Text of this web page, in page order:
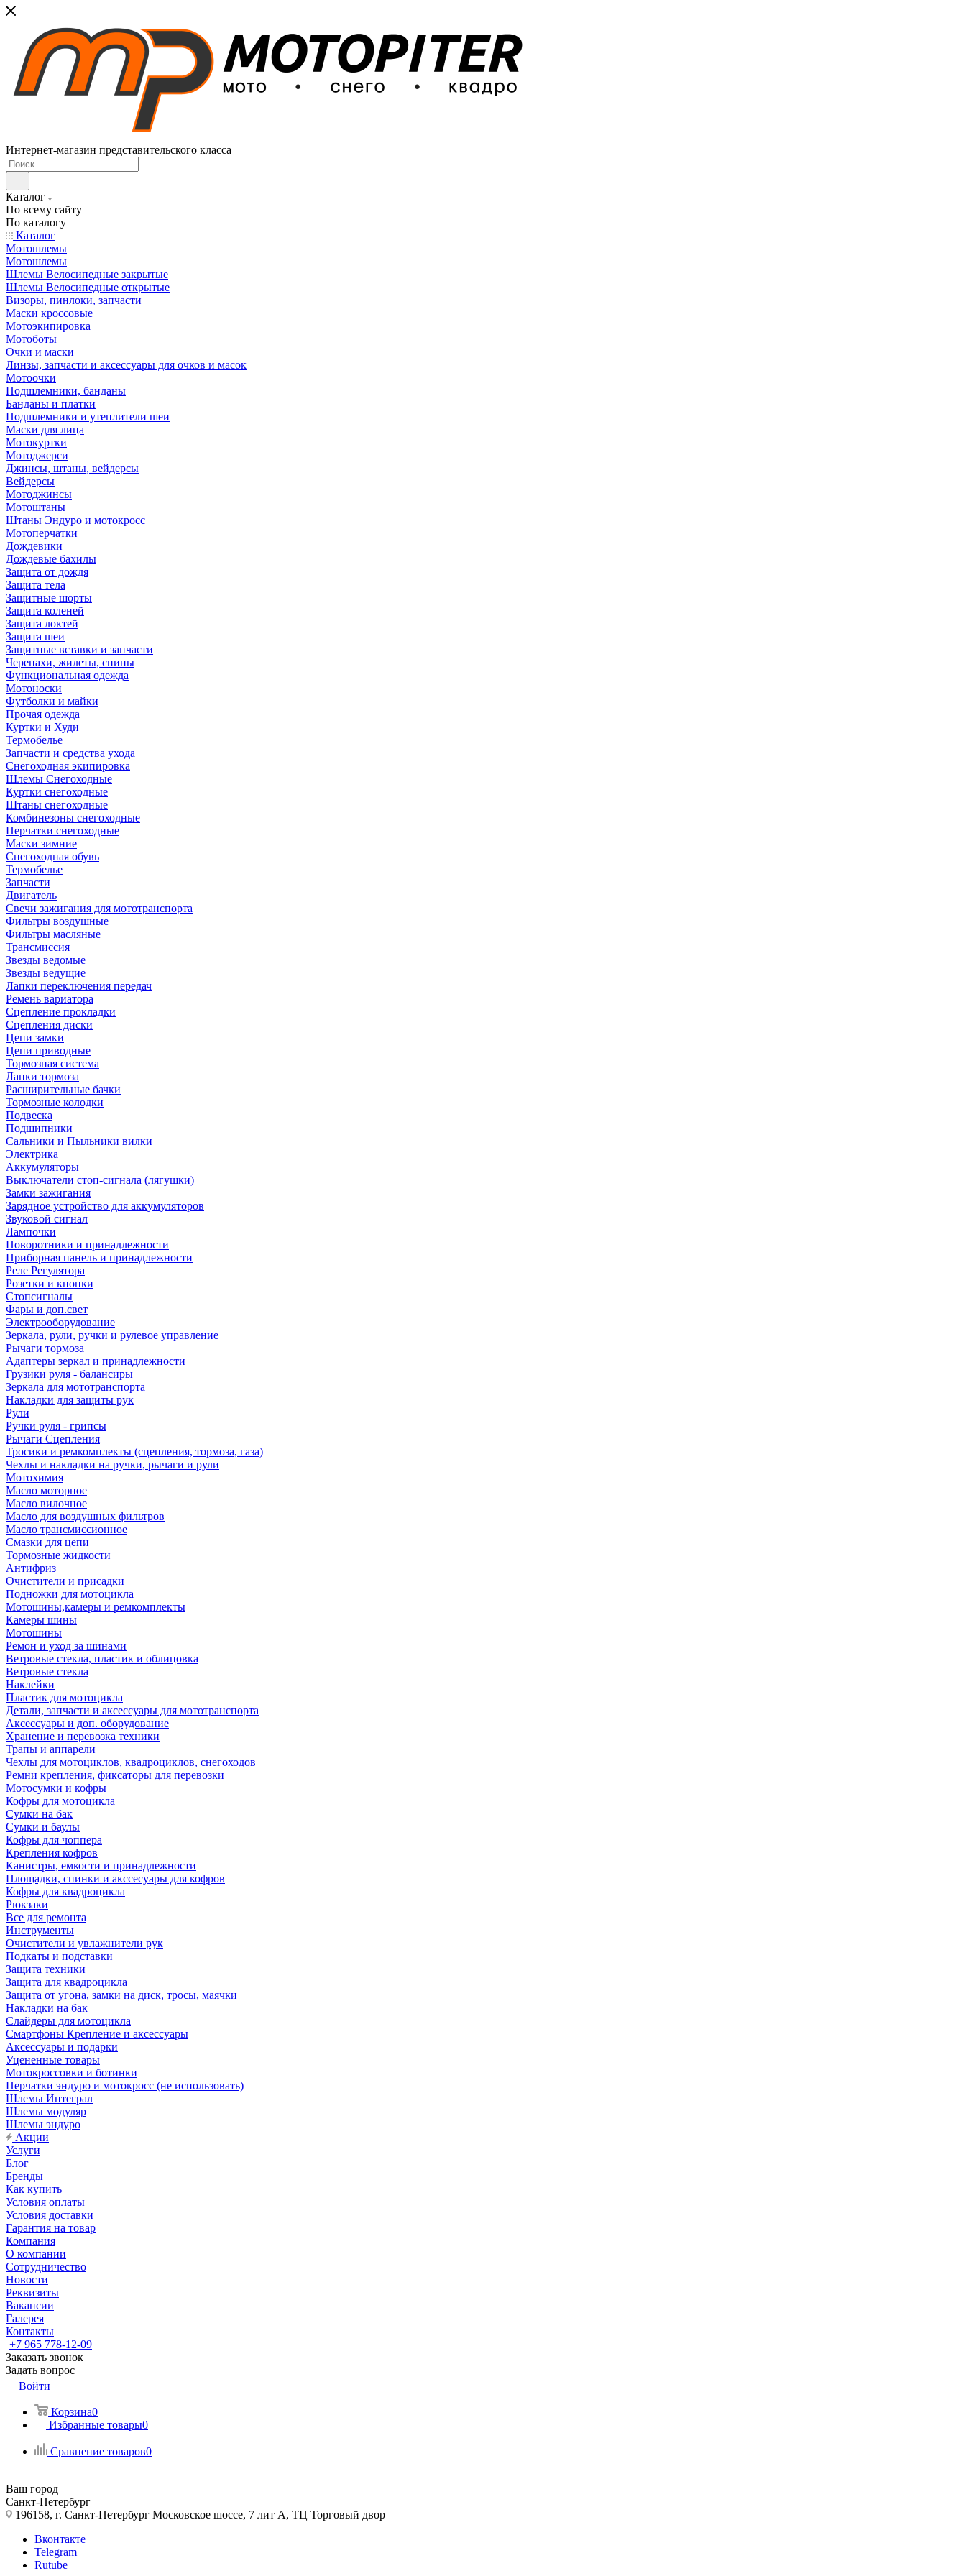
Интернет-магазин представительского класса
Каталог
По всему сайту
По каталогу
Каталог
Мотошлемы
Мотошлемы
Шлемы Велосипедные закрытые
Шлемы Велосипедные открытые
Визоры, пинлоки, запчасти
Маски кроссовые
Мотоэкипировка
Мотоботы
Очки и маски
Линзы, запчасти и аксессуары для очков и масок
Мотоочки
Подшлемники, банданы
Банданы и платки
Подшлемники и утеплители шеи
Маски для лица
Мотокуртки
Мотоджерси
Джинсы, штаны, вейдерсы
Вейдерсы
Мотоджинсы
Мотоштаны
Штаны Эндуро и мотокросс
Мотоперчатки
Дождевики
Дождевые бахилы
Защита от дождя
Защита тела
Защитные шорты
Защита коленей
Защита локтей
Защита шеи
Защитные вставки и запчасти
Черепахи, жилеты, спины
Функциональная одежда
Мотоноски
Футболки и майки
Прочая одежда
Куртки и Худи
Термобелье
Запчасти и средства ухода
Снегоходная экипировка
Шлемы Снегоходные
Куртки снегоходные
Штаны снегоходные
Комбинезоны снегоходные
Перчатки снегоходные
Маски зимние
Снегоходная обувь
Термобелье
Запчасти
Двигатель
Свечи зажигания для мототранспорта
Фильтры воздушные
Фильтры масляные
Трансмиссия
Звезды ведомые
Звезды ведущие
Лапки переключения передач
Ремень вариатора
Сцепление прокладки
Сцепления диски
Цепи замки
Цепи приводные
Тормозная система
Лапки тормоза
Расширительные бачки
Тормозные колодки
Подвеска
Подшипники
Сальники и Пыльники вилки
Электрика
Аккумуляторы
Выключатели стоп-сигнала (лягушки)
Замки зажигания
Зарядное устройство для аккумуляторов
Звуковой сигнал
Лампочки
Поворотники и принадлежности
Приборная панель и принадлежности
Реле Регулятора
Розетки и кнопки
Стопсигналы
Фары и доп.свет
Электрооборудование
Зеркала, рули, ручки и рулевое управление
Рычаги тормоза
Адаптеры зеркал и принадлежности
Грузики руля - балансиры
Зеркала для мототранспорта
Накладки для защиты рук
Рули
Ручки руля - грипсы
Рычаги Сцепления
Тросики и ремкомплекты (сцепления, тормоза, газа)
Чехлы и накладки на ручки, рычаги и рули
Мотохимия
Масло моторное
Масло вилочное
Масло для воздушных фильтров
Масло трансмиссионное
Смазки для цепи
Тормозные жидкости
Антифриз
Очистители и присадки
Подножки для мотоцикла
Мотошины,камеры и ремкомплекты
Камеры шины
Мотошины
Ремон и уход за шинами
Ветровые стекла, пластик и облицовка
Ветровые стекла
Наклейки
Пластик для мотоцикла
Детали, запчасти и аксессуары для мототранспорта
Аксессуары и доп. оборудование
Хранение и перевозка техники
Трапы и аппарели
Чехлы для мотоциклов, квадроциклов, снегоходов
Ремни крепления, фиксаторы для перевозки
Мотосумки и кофры
Кофры для мотоцикла
Сумки на бак
Сумки и баулы
Кофры для чоппера
Крепления кофров
Канистры, емкости и принадлежности
Площадки, спинки и акссесуары для кофров
Кофры для квадроцикла
Рюкзаки
Все для ремонта
Инструменты
Очистители и увлажнители рук
Подкаты и подставки
Защита техники
Защита для квадроцикла
Защита от угона, замки на диск, тросы, маячки
Накладки на бак
Слайдеры для мотоцикла
Смартфоны Крепление и аксессуары
Аксессуары и подарки
Уцененные товары
Мотокроссовки и ботинки
Перчатки эндуро и мотокросс (не использовать)
Шлемы Интеграл
Шлемы модуляр
Шлемы эндуро
Акции
Услуги
Блог
Бренды
Как купить
Условия оплаты
Условия доставки
Гарантия на товар
Компания
О компании
Сотрудничество
Новости
Реквизиты
Вакансии
Галерея
Контакты
+7 965 778-12-09
Заказать звонок
Задать вопрос
Войти
Корзина0
Избранные товары0
Сравнение товаров0
Ваш город
Санкт-Петербург
196158, г. Санкт-Петербург Московское шоссе, 7 лит А, ТЦ Торговый двор
Вконтакте
Telegram
Rutube